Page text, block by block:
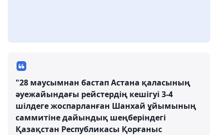
"28 маусымнан бастап Астана қаласының
әуежайындағы рейстердің кешігуі 3-4
шілдеге жоспарланған Шанхай ұйымының
саммитіне дайындық шеңберіндегі
Қазақстан Республикасы Қорғаныс